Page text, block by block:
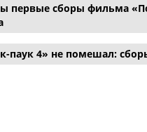
первые сборы фильма
паук 4» не помешал: